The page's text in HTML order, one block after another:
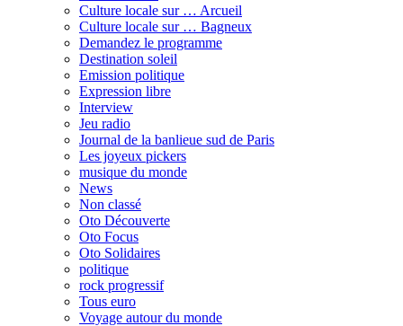
Culture locale sur … Arcueil
Culture locale sur … Bagneux
Demandez le programme
Destination soleil
Emission politique
Expression libre
Interview
Jeu radio
Journal de la banlieue sud de Paris
Les joyeux pickers
musique du monde
News
Non classé
Oto Découverte
Oto Focus
Oto Solidaires
politique
rock progressif
Tous euro
Voyage autour du monde